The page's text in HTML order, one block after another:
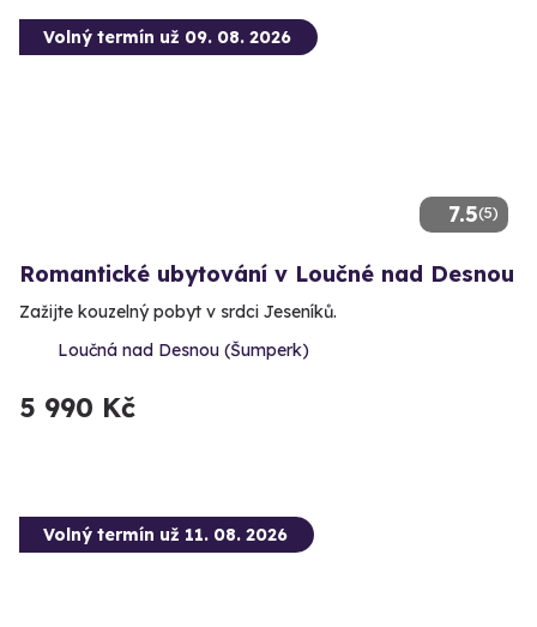
7.5(5)
Volný termín už 09. 08. 2026
Romantické ubytování v Loučné nad Desnou
Zažijte kouzelný pobyt v srdci Jeseníků.
Loučná nad Desnou (Šumperk)
5 990 Kč
Volný termín už 11. 08. 2026